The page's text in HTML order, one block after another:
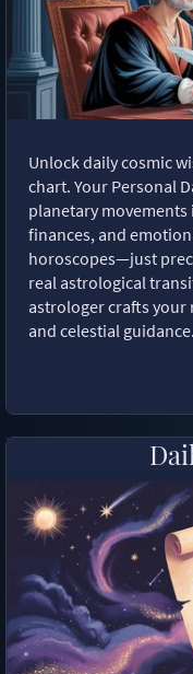
Unlock daily cosmic
chart. Your Personal
planetary
finances, and
horoscopes—just
real astrological
astrologer crafts your
and celestial guidance.